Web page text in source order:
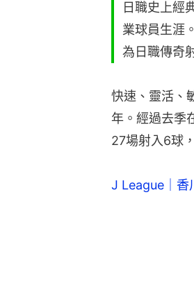
日職史上經
業球員生涯
為日職傳奇
快速、靈活、
年。經過去季
27場射入6球
J League｜香